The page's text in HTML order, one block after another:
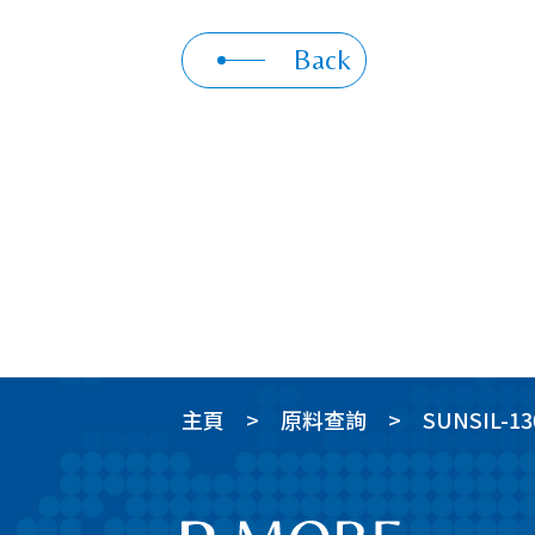
Back
主頁 原料查詢 SUNSIL-